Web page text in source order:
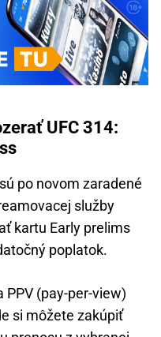
UFC 314:
po novom zaradené
služby
kartu Early prelims
poplatok.
(pay-per-view)
si môžete zakúpiť